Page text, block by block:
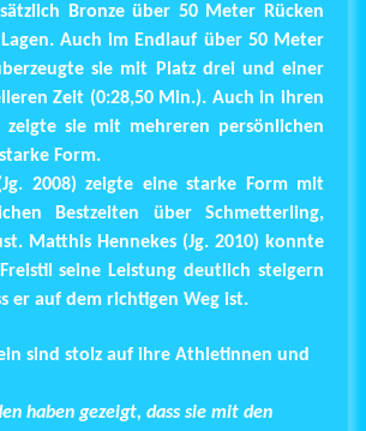
Bronze über 50 Meter Rücken
Auch im Endlauf über 50 Meter
sie mit Platz drei und einer
Zeit (0:28,50 Min.). Auch in ihren
sie mit mehreren persönlichen
Form.
2008) zeigte eine starke Form mit
Bestzeiten über Schmetterling,
Matthis Hennekes (Jg. 2010) konnte
seine Leistung deutlich steigern
er auf dem richtigen Weg ist.
sind stolz auf ihre Athletinnen und
haben gezeigt, dass sie mit den